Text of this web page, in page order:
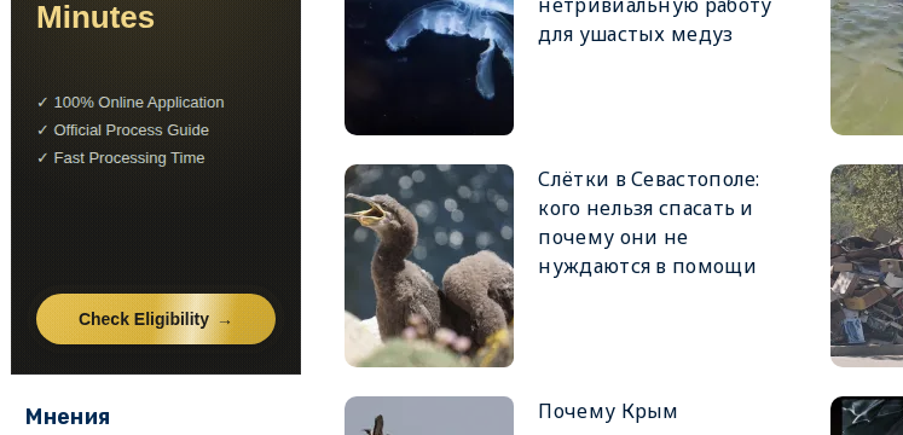
нетривиальную работу
для ушастых медуз
Слётки в Севастополе:
кого нельзя спасать и
почему они не
нуждаются в помощи
Почему Крым
Мнения